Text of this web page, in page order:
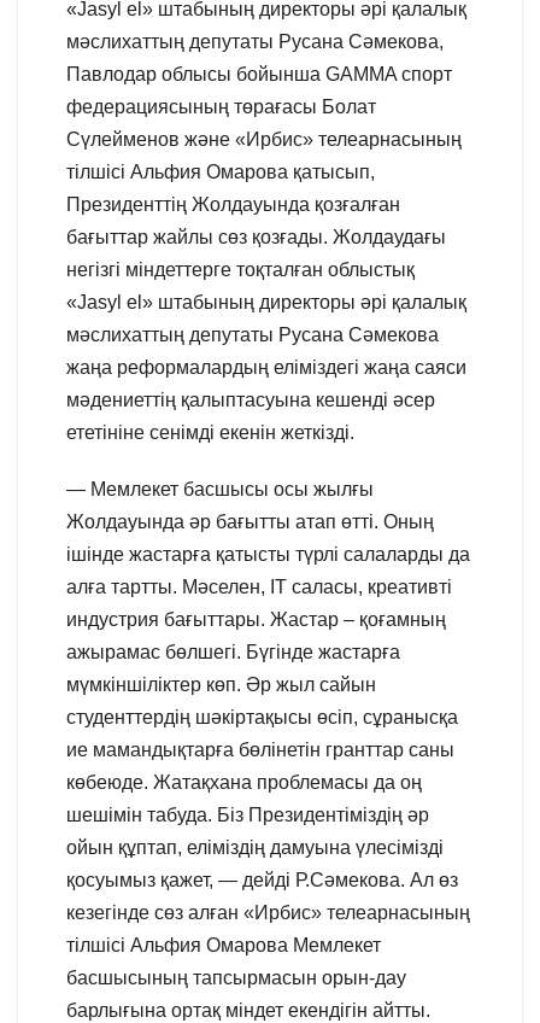
«Jasyl el» штабының директоры әрі қалалық
мәслихаттың депутаты Русана Сәмекова,
Павлодар облысы бойынша GAMMA спорт
федерациясының төрағасы Болат
Сүлейменов және «Ирбис» телеарнасының
тілшісі Альфия Омарова қатысып,
Президенттің Жолдауында қозғалған
бағыттар жайлы сөз қозғады. Жолдаудағы
негізгі міндеттерге тоқталған облыстық
«Jasyl el» штабының директоры әрі қалалық
мәслихаттың депутаты Русана Сәмекова
жаңа реформалардың еліміздегі жаңа саяси
мәдениеттің қалыптасуына кешенді әсер
ететініне сенімді екенін жеткізді.
— Мемлекет басшысы осы жылғы
Жолдауында әр бағытты атап өтті. Оның
ішінде жастарға қатысты түрлі салаларды да
алға тартты. Мәселен, IT саласы, креативті
индустрия бағыттары. Жастар – қоғамның
ажырамас бөлшегі. Бүгінде жастарға
мүмкіншіліктер көп. Әр жыл сайын
студенттердің шәкіртақысы өсіп, сұранысқа
ие мамандықтарға бөлінетін гранттар саны
көбеюде. Жатақхана проблемасы да оң
шешімін табуда. Біз Президентіміздің әр
ойын құптап, еліміздің дамуына үлесімізді
қосуымыз қажет, — дейді Р.Сәмекова. Ал өз
кезегінде сөз алған «Ирбис» телеарнасының
тілшісі Альфия Омарова Мемлекет
басшысының тапсырмасын орын-дау
барлығына ортақ міндет екендігін айтты.